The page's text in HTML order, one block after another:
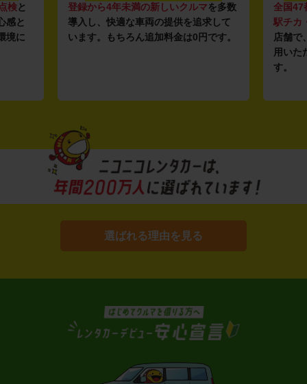
検と
感と
境に
登録から4年未満の新しいクルマを多数
導入し、快適な車両の提供を追求して
います。もちろん追加料金は0円です。
全国47
駅チカ
店舗で
用いた
す。
選ばれる理由を見る